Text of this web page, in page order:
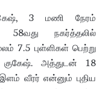
3 மணி நேரம்
58வது நகர்த்தலில்
7.5 புள்ளிகள் பெற்று
அத்துடன் 18
வீரர் என்னும் புதிய